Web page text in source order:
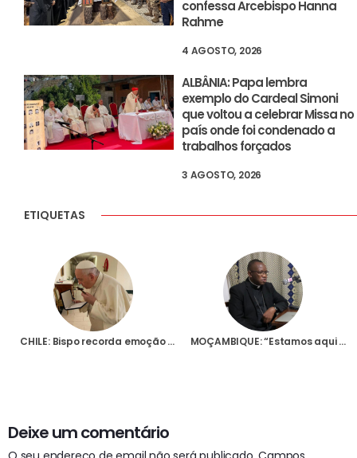
confessa Arcebispo Hanna
Rahme
4 AGOSTO, 2026
ALBÂNIA: Papa lembra
exemplo do Cardeal Simoni
que voltou a celebrar Missa no
país onde foi condenado a
trabalhos forçados
3 AGOSTO, 2026
ETIQUETAS
CHILE: Bispo recorda emoção do Papa ao receber uma cruz feita de madeira da igreja destruída e queimada no ano passado MOÇAMBIQUE: “Estamos aqui em missão, estamos aqui por causa de Jesus”, afirma D. Juliasse em entrevista à Fundação AIS
Deixe um comentário